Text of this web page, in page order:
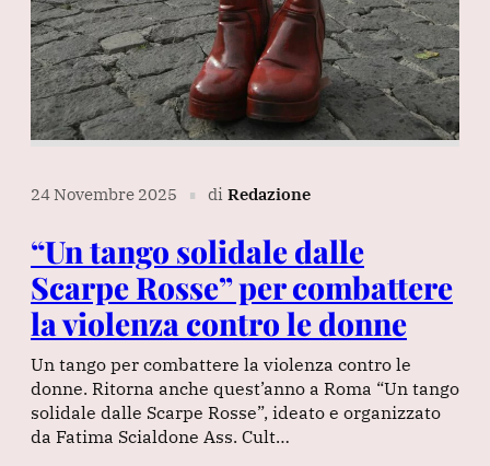
24 Novembre 2025 ∎ di Redazione
“Un tango solidale dalle
Scarpe Rosse” per combattere
la violenza contro le donne
Un tango per combattere la violenza contro le
donne. Ritorna anche quest’anno a Roma “Un tango
solidale dalle Scarpe Rosse”, ideato e organizzato
da Fatima Scialdone Ass. Cult…